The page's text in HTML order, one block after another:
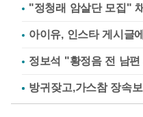
"정청래 암살단 모집"
아이유, 인스타 게시글
정보석 "황정음 전 남